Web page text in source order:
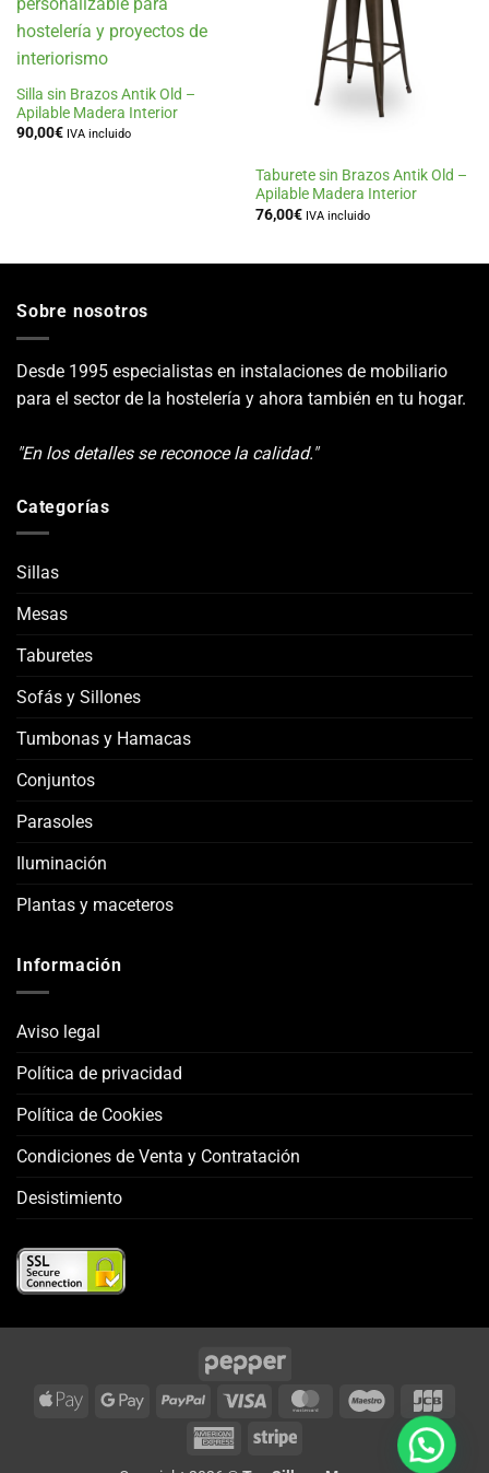
lista
de
Silla sin Brazos Antik Old –
Apilable Madera Interior
90,00€ IVA incluido
Taburete sin Brazos Antik Old –
Apilable Madera Interior
76,00€ IVA incluido
Sobre nosotros
Desde 1995 especialistas en instalaciones de mobiliario
para el sector de la hostelería y ahora también en tu hogar.
"En los detalles se reconoce la calidad."
Categorías
Sillas
Mesas
Taburetes
Sofás y Sillones
Tumbonas y Hamacas
Conjuntos
Parasoles
Iluminación
Plantas y maceteros
Información
Aviso legal
Política de privacidad
Política de Cookies
Condiciones de Venta y Contratación
Desistimiento
Apple
Google
PayPal Visa MasterCardMaestro
AmericanStripe